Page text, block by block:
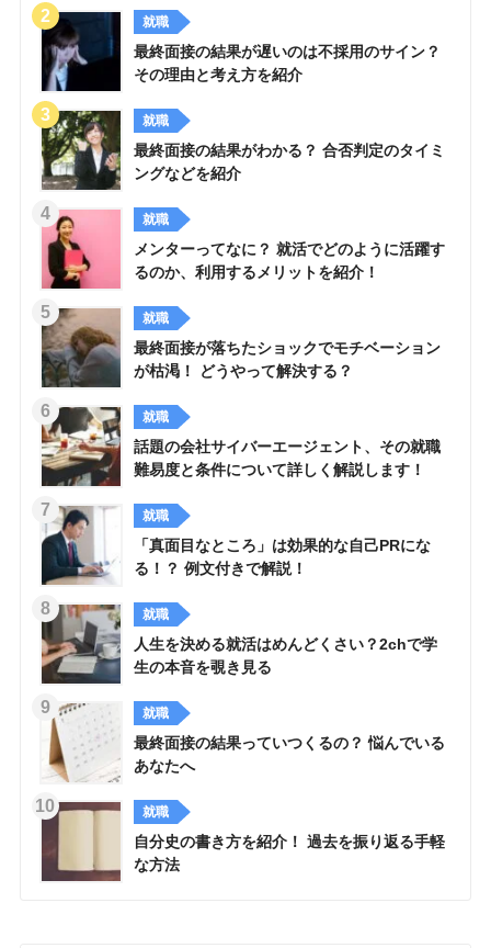
就職
最終面接の結果が遅いのは不採用のサイン？
その理由と考え方を紹介
就職
最終面接の結果がわかる？ 合否判定のタイミ
ングなどを紹介
就職
メンターってなに？ 就活でどのように活躍す
るのか、利用するメリットを紹介！
就職
最終面接が落ちたショックでモチベーション
が枯渇！ どうやって解決する？
就職
話題の会社サイバーエージェント、その就職
難易度と条件について詳しく解説します！
就職
「真面目なところ」は効果的な自己PRにな
る！？ 例文付きで解説！
就職
人生を決める就活はめんどくさい？2chで学
生の本音を覗き見る
就職
最終面接の結果っていつくるの？ 悩んでいる
あなたへ
就職
自分史の書き方を紹介！ 過去を振り返る手軽
な方法